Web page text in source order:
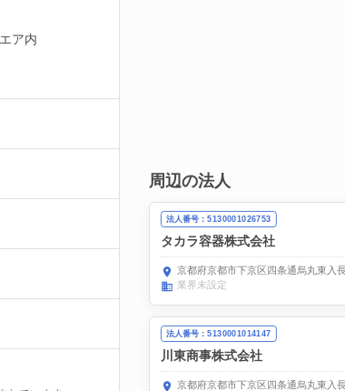
ア内
周辺の法人
法人番号：5130001026753
タカラ容器株式会社
京都府京都市下京区四条通烏丸東入
業界未設定
法人番号：5130001014147
川東商事株式会社
京都府京都市下京区四条通烏丸東入